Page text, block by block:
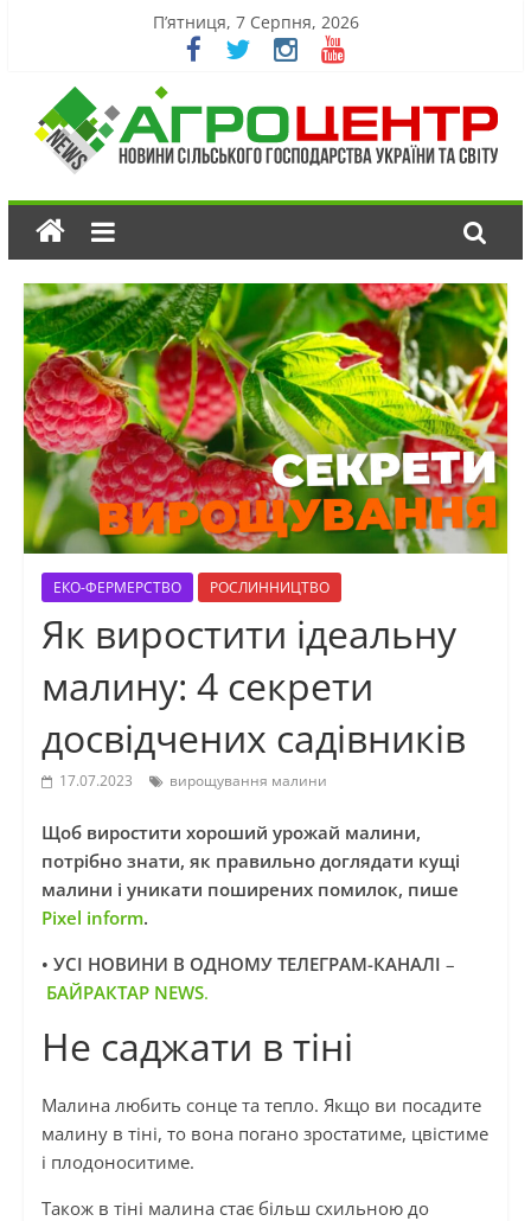
П’ятниця, 7 Серпня, 2026
ЕКО-ФЕРМЕРСТВО РОСЛИННИЦТВО
Як виростити ідеальну
малину: 4 секрети
досвідчених садівників
17.07.2023 вирощування малини
Щоб виростити хороший урожай малини,
потрібно знати, як правильно доглядати кущі
малини і уникати поширених помилок, пише
Pixel inform.
• УСІ НОВИНИ В ОДНОМУ ТЕЛЕГРАМ-КАНАЛІ –
БАЙРАКТАР NEWS.
Не саджати в тіні
Малина любить сонце та тепло. Якщо ви посадите
малину в тіні, то вона погано зростатиме, цвістиме
і плодоноситиме.
Також в тіні малина стає більш схильною до